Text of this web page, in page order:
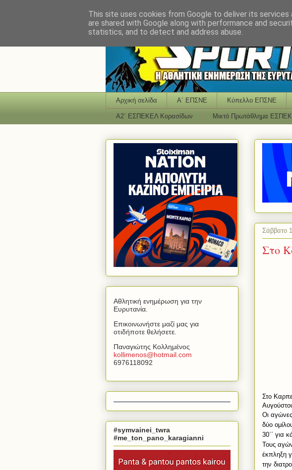
Αρχική σελίδα Α΄ ΕΠΣΝΕ Κύπελλο ΕΠΣΝΕ
Α2΄ ΕΣΠΕΚΕΛ Κορασίδων Μικτό Πρωτάθλημα
Σάββατο
Στο
Στο
Οι
δύο
30΄΄ για
Τους
έκπληξη
την
Αθλητική ενημέρωση για την
Ευρυτανία.
Επικοινωνήστε μαζί μας για
οτιδήποτε θελήσετε.
Παναγιώτης Κολλημένος
kollimenos@hotmail com
6976118092
#symvainei_twra
#me_ton_pano_karagianni
This site uses cookies from Google to deliver its
are shared with Google along with performance and
statistics, and to detect and address abuse.